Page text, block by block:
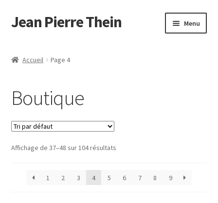
Aller
à
navigation
Aller
au
Jean Pierre Thein Menu
Panier
Validation de la commande
Accueil Page 4
Boutique
Affichage de 37–48 sur 104 résultats
1 2 3 4 5 6 7 8 9